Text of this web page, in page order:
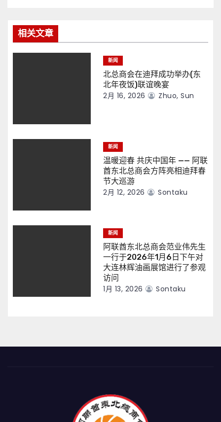
相关文章
新闻
北总商会在迪拜成功举办(东
北年夜饭)联谊晚宴
2月 16, 2026 Zhuo, Sun
新闻
温暖迎春 共庆中国年 —— 阿联
酋东北总商会方阵亮相迪拜春
节大巡游
2月 12, 2026 Sontaku
新闻
阿联酋东北总商会范业伟先生
一行于2026年1月6日下午对
大连林辉油画展馆进行了参观
访问
1月 13, 2026 Sontaku